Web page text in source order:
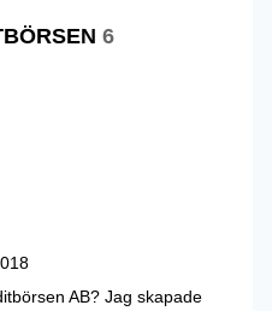
6
AB? Jag skapade